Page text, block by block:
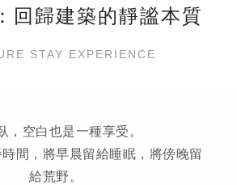
回歸建築的靜謐本質
STAY EXPERIENCE
，空白也是一種享受。
間，將早晨留給睡眠，將傍晚留
給荒野。